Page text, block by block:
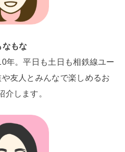
なもな
年。平日も土日も相鉄線ユー
友人とみんなで楽しめるお
介します。